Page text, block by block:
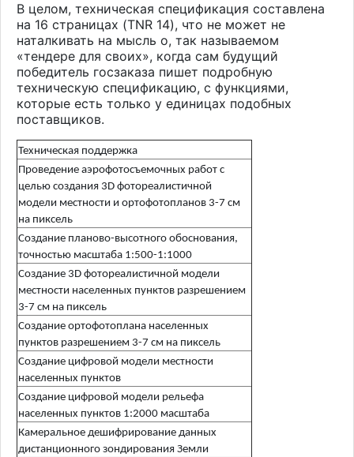
В целом, техническая спецификация составлена
на 16 страницах (TNR 14), что не может не
наталкивать на мысль о, так называемом
«тендере для своих», когда сам будущий
победитель госзаказа пишет подробную
техническую спецификацию, с функциями,
которые есть только у единицах подобных
поставщиков.
Техническая поддержка
Проведение аэрофотосъемочных работ с
целью создания 3D фотореалистичной
модели местности и ортофотопланов 3-7 см
на пиксель
Создание планово-высотного обоснования,
точностью масштаба 1:500-1:1000
Создание 3D фотореалистичной модели
местности населенных пунктов разрешением
3-7 см на пиксель
Создание ортофотоплана населенных
пунктов разрешением 3-7 см на пиксель
Создание цифровой модели местности
населенных пунктов
Создание цифровой модели рельефа
населенных пунктов 1:2000 масштаба
Камеральное дешифрирование данных
дистанционного зондирования Земли